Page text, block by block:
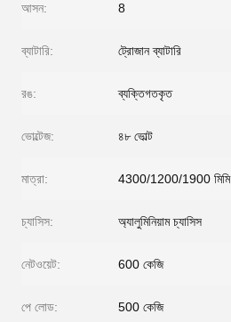
আসন: 8
ব্যাটারি: ট্রোজান ব্যাটারি
রঙ: ব্যক্তিগতকৃত
ভোল্টেজ: ৪৮ ভোল্ট
মাত্রা: 4300/1200/1900 মিমি
চ্যাসিস: অ্যালুমিনিয়াম চ্যাসিস
নেটওয়েট: 600 কেজি
পে লোড: 500 কেজি